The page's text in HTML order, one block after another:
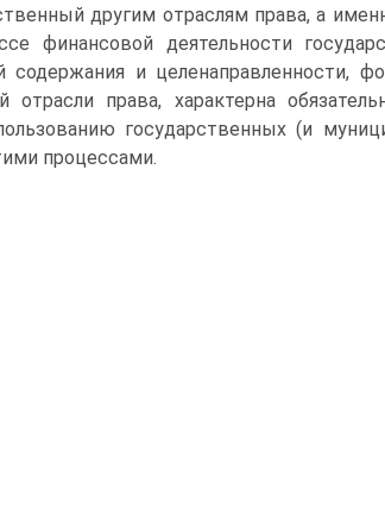
другим отраслям права, а
финансовой деятельности
содержания и целенаправленности,
права, характерна
государственных (и
процессами.